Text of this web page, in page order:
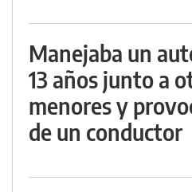
Manejaba un
13 años junto a
menores y
de un conductor